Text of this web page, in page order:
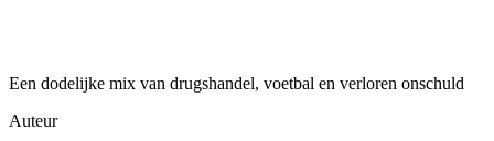
Een dodelijke mix van drugshandel, voetbal en verloren onschuld
Auteur